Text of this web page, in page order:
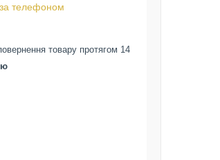
телефоном
товару протягом 14